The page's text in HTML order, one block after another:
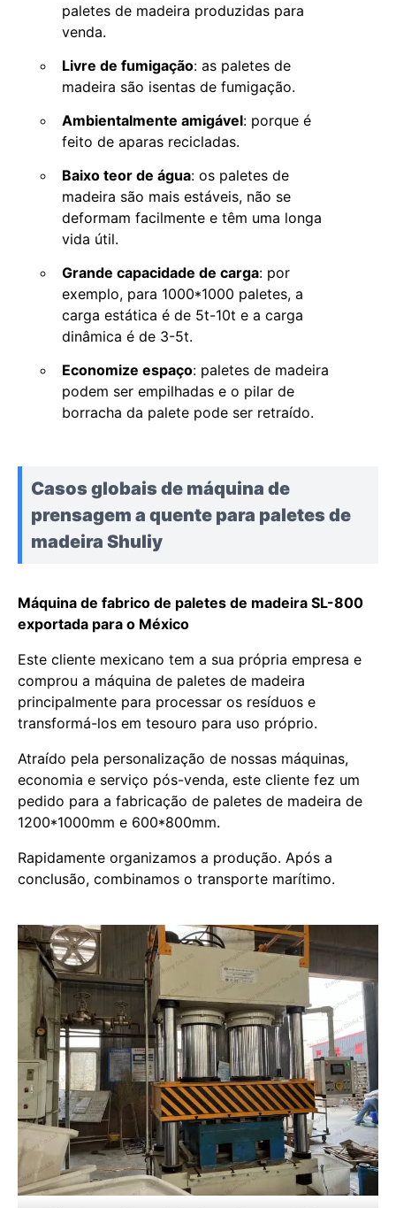
paletes de madeira produzidas para
venda.
Livre de fumigação: as paletes de
madeira são isentas de fumigação.
Ambientalmente amigável: porque é
feito de aparas recicladas.
Baixo teor de água: os paletes de
madeira são mais estáveis, não se
deformam facilmente e têm uma longa
vida útil.
Grande capacidade de carga: por
exemplo, para 1000*1000 paletes, a
carga estática é de 5t-10t e a carga
dinâmica é de 3-5t.
Economize espaço: paletes de madeira
podem ser empilhadas e o pilar de
borracha da palete pode ser retraído.
Casos globais de máquina de
prensagem a quente para paletes de
madeira Shuliy
Máquina de fabrico de paletes de madeira SL-800
exportada para o México
Este cliente mexicano tem a sua própria empresa e
comprou a máquina de paletes de madeira
principalmente para processar os resíduos e
transformá-los em tesouro para uso próprio.
Atraído pela personalização de nossas máquinas,
economia e serviço pós-venda, este cliente fez um
pedido para a fabricação de paletes de madeira de
1200*1000mm e 600*800mm.
Rapidamente organizamos a produção. Após a
conclusão, combinamos o transporte marítimo.